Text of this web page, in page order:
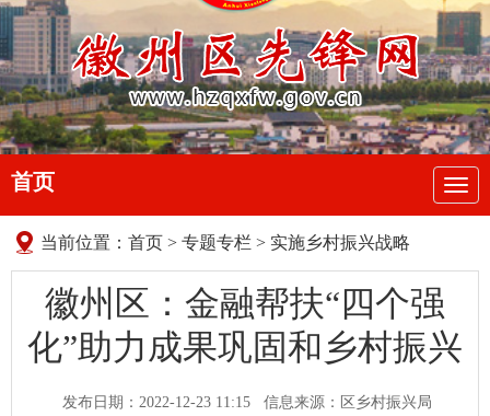
导
航
首页
当前位置： 首页 > 专题专栏 > 实施乡村振兴战略
徽州区：金融帮扶“四个强
化”助力成果巩固和乡村振兴
发布日期：2022-12-23 11:15
信息来源：区乡村振兴局